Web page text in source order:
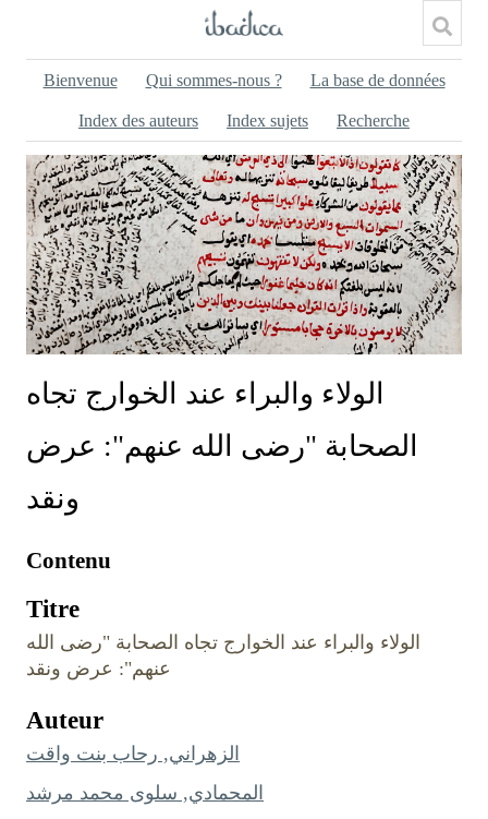
Bienvenue Qui sommes-nous ? La base de données
Index des auteurs Index sujets Recherche
الولاء والبراء عند الخوارج تجاه
الصحابة "رضى الله عنهم": عرض
ونقد
Contenu
Titre
الولاء والبراء عند الخوارج تجاه الصحابة "رضى الله
عنهم": عرض ونقد
Auteur
الزهراني, رحاب بنت واقت
المحمادي, سلوى محمد مرشد